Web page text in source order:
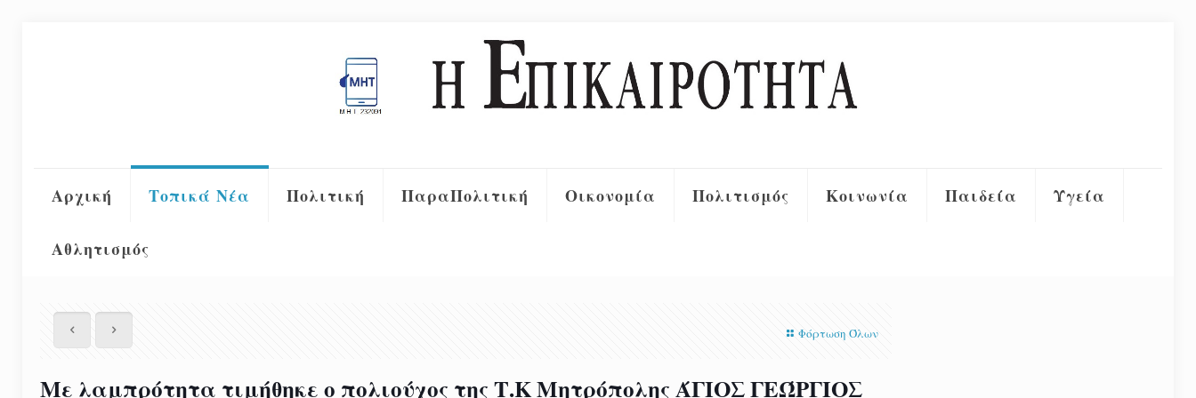
Αρχική Τοπικά Νέα Πολιτική ΠαραΠολιτική Οικονομία Πολιτισμός Κοινωνία Παιδεία Υγεία
Αθλητισμός
Φόρτωση Όλων
Με λαμπρότητα τιμήθηκε ο πολιούχος της Τ.Κ Μητρόπολης ΆΓΙΟΣ ΓΕΏΡΓΙΟΣ